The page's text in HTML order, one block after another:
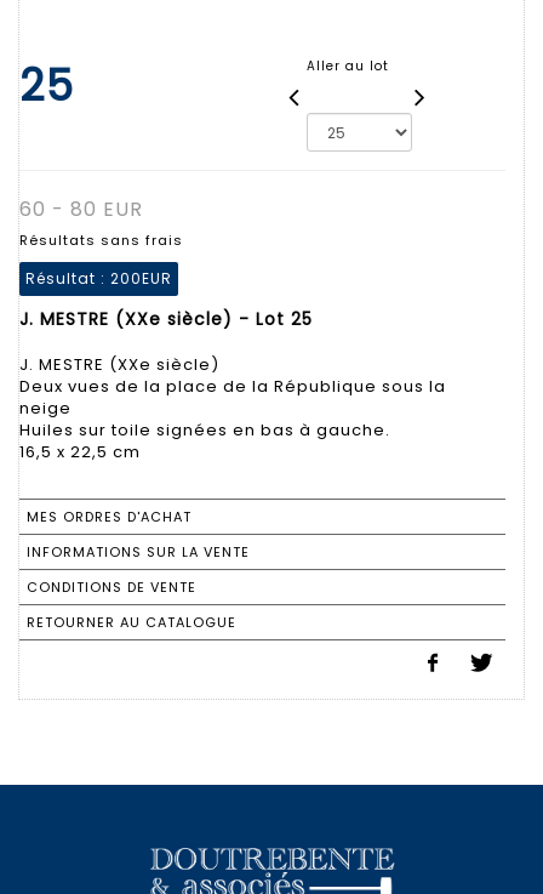
25 Aller au lot
60 - 80 EUR
Résultats sans frais
Résultat : 200EUR
J. MESTRE (XXe siècle) - Lot 25
J. MESTRE (XXe siècle)
Deux vues de la place de la République sous la
neige
Huiles sur toile signées en bas à gauche.
16,5 x 22,5 cm
MES ORDRES D'ACHAT
INFORMATIONS SUR LA VENTE
CONDITIONS DE VENTE
RETOURNER AU CATALOGUE